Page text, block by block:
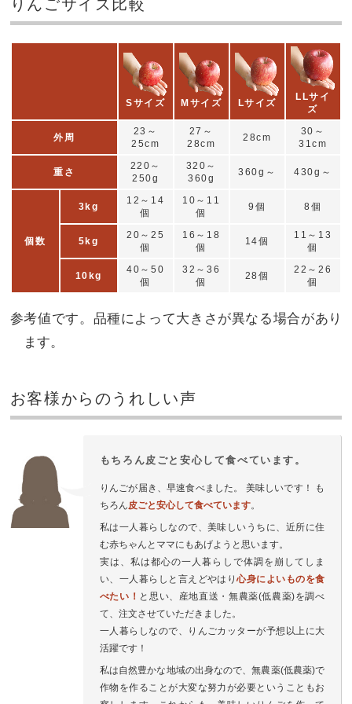
りんごサイズ比較
Sサイズ Mサイズ Lサイズ
LLサイ
ズ
外周
23～
25cm
27～
28cm
28cm
30～
31cm
重さ
220～
250g
320～
360g
360g～ 430g～
個数
3kg
12～14
個
10～11
個
9個 8個
5kg
20～25
個
16～18
個
14個
11～13
個
10kg
40～50
個
32～36
個
28個
22～26
個
参考値です。品種によって大きさが異なる場合があり
ます。
お客様からのうれしい声
もちろん皮ごと安心して食べています。
りんごが届き、早速食べました。 美味しいです！ も
ちろん皮ごと安心して食べています。
私は一人暮らしなので、美味しいうちに、近所に住
む赤ちゃんとママにもあげようと思います。
実は、私は都心の一人暮らしで体調を崩してしま
い、一人暮らしと言えどやはり心身によいものを食
べたい！ と思い、産地直送・無農薬(低農薬)を調べ
て、注文させていただきました。
一人暮らしなので、りんごカッターが予想以上に大
活躍です！
私は自然豊かな地域の出身なので、無農薬(低農薬)で
作物を作ることが大変な努力が必要ということもお